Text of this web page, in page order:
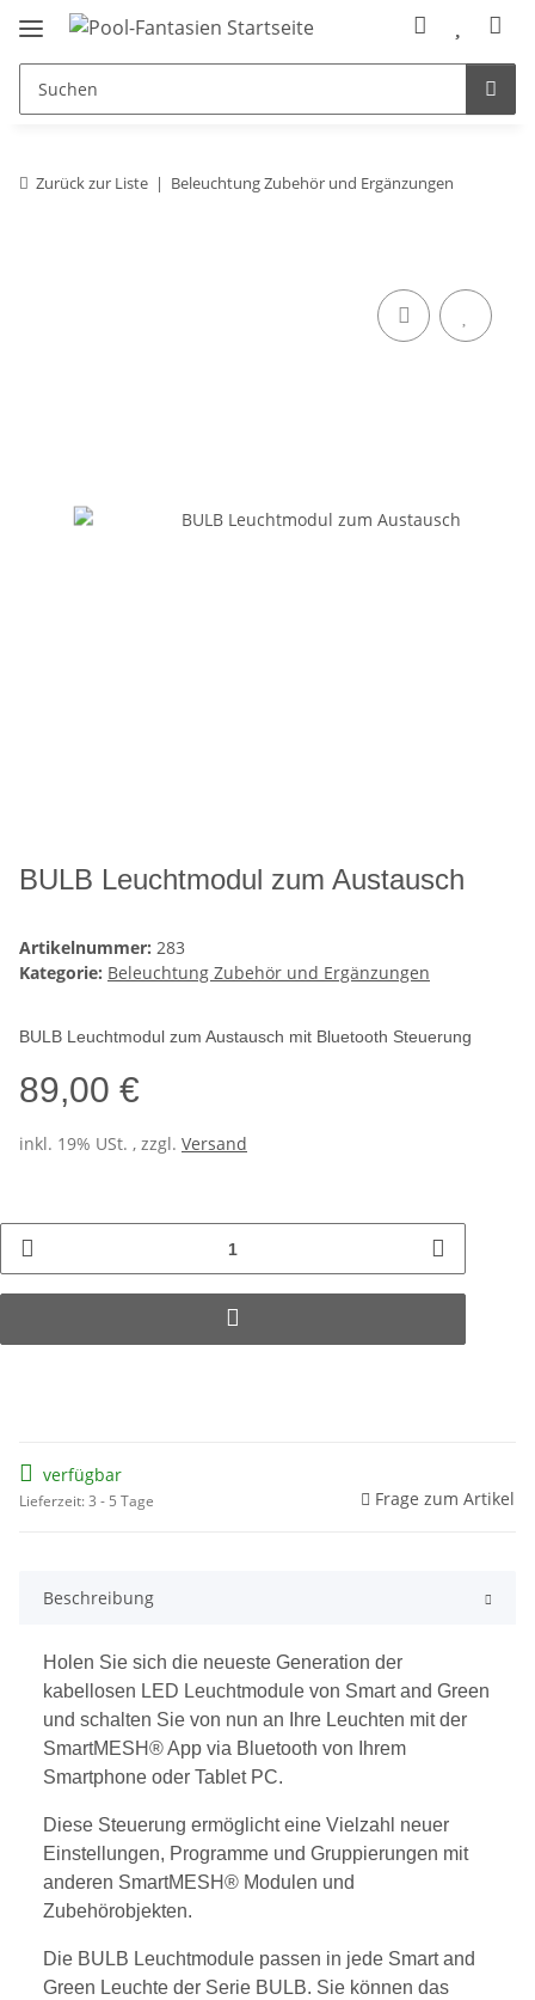
Zurück zur Liste Beleuchtung Zubehör und Ergänzungen
BULB Leuchtmodul zum Austausch
Artikelnummer: 283
Kategorie: Beleuchtung Zubehör und Ergänzungen
BULB Leuchtmodul zum Austausch mit Bluetooth Steuerung
89,00 €
inkl. 19% USt. , zzgl. Versand
verfügbar
Lieferzeit: 3 - 5 Tage Frage zum Artikel
Beschreibung
Holen Sie sich die neueste Generation der
kabellosen LED Leuchtmodule von Smart and Green
und schalten Sie von nun an Ihre Leuchten mit der
SmartMESH® App via Bluetooth von Ihrem
Smartphone oder Tablet PC.
Diese Steuerung ermöglicht eine Vielzahl neuer
Einstellungen, Programme und Gruppierungen mit
anderen SmartMESH® Modulen und
Zubehörobjekten.
Die BULB Leuchtmodule passen in jede Smart and
Green Leuchte der Serie BULB. Sie können das